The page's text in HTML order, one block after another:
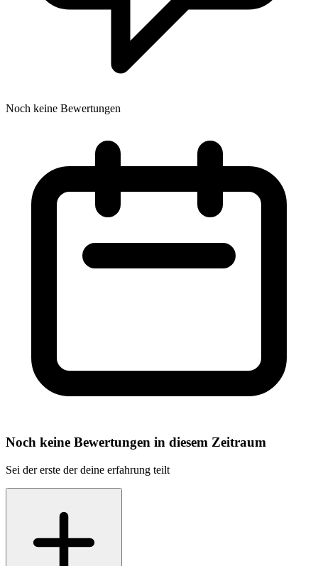
Noch keine Bewertungen
Noch keine Bewertungen in diesem Zeitraum
Sei der erste der deine erfahrung teilt